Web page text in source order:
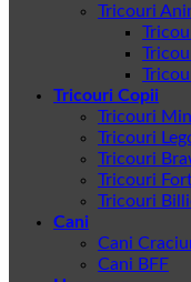
Tricouri
Tricouri Copii
Tricouri
Tricouri
Tricouri
Tricouri
Tricouri
Cani
Cani
Cani BFF